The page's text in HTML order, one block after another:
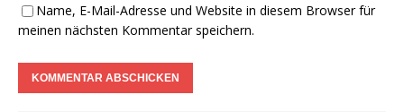
Name, E-Mail-Adresse und Website in diesem Browser für
meinen nächsten Kommentar speichern.